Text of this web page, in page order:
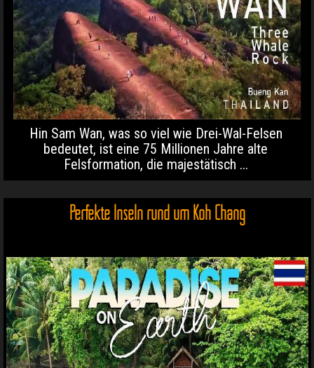
Hin Sam Wan, was so viel wie Drei-Wal-Felsen
bedeutet, ist eine 75 Millionen Jahre alte
Felsformation, die majestätisch ...
Perfekte Inseln rund um Koh Chang